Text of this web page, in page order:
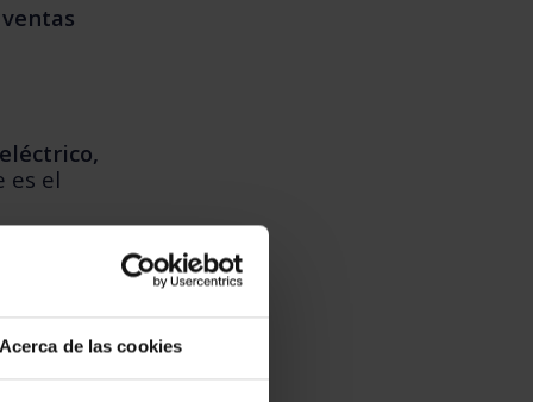
Acerca de las cookies
es el
llevado